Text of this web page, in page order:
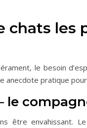
chats les
le besoin
anecdote pratique
le
être envahissant.